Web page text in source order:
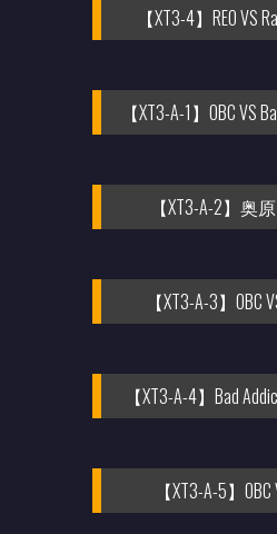
【XT3-4】REO VS
【XT3-A-1】OBC VS
【XT3-A-2】奥
【XT3-A-3】OBC
【XT3-A-4】Bad
【XT3-A-5】